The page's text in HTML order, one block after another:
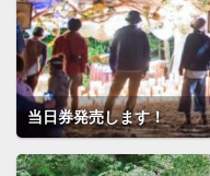
当日券発売します！